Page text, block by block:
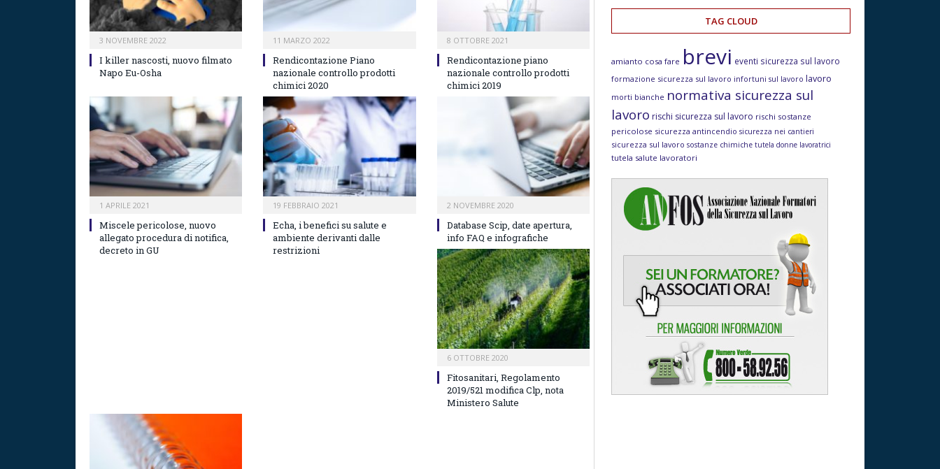
3 NOVEMBRE 2022
I killer nascosti, nuovo filmato
Napo Eu-Osha
11 MARZO 2022
Rendicontazione Piano
nazionale controllo prodotti
chimici 2020
8 OTTOBRE 2021
Rendicontazione piano
nazionale controllo prodotti
chimici 2019
1 APRILE 2021
Miscele pericolose, nuovo
allegato procedura di notifica,
decreto in GU
19 FEBBRAIO 2021
Echa, i benefici su salute e
ambiente derivanti dalle
restrizioni
2 NOVEMBRE 2020
Database Scip, date apertura,
info FAQ e infografiche
6 OTTOBRE 2020
Fitosanitari, Regolamento
2019/521 modifica Clp, nota
Ministero Salute
TAG CLOUD
amianto cosa fare brevi eventi sicurezza sul lavoro
formazione sicurezza sul lavoro infortuni sul lavoro lavoro
morti bianche normativa sicurezza sul
lavoro rischi sicurezza sul lavoro rischi sostanze
pericolose sicurezza antincendio sicurezza nei cantieri
sicurezza sul lavoro sostanze chimiche tutela donne lavoratrici
tutela salute lavoratori